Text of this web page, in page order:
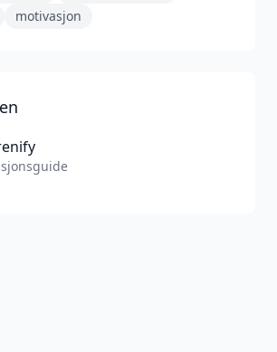
motivasjon